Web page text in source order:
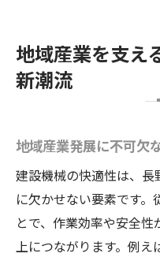
地域産業を支え
新潮流
地域産業発展に不可欠
建設機械の快適性は、
に欠かせない要素です
とで、作業効率や安全
上につながります。例